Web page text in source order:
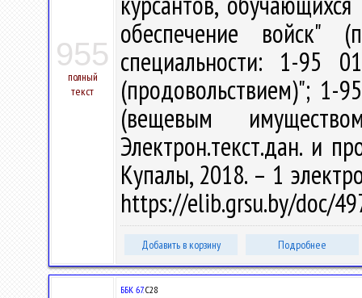
955
полный
текст
обеспечение войск"
специальности: 1-95
(продовольствием)"; 1-
(вещевым
Электрон.текст.дан. и
Купалы, 2018. – 1
https://elib.grsu.by/doc/
Добавить в корзину Подробнее
ББК 67.С28